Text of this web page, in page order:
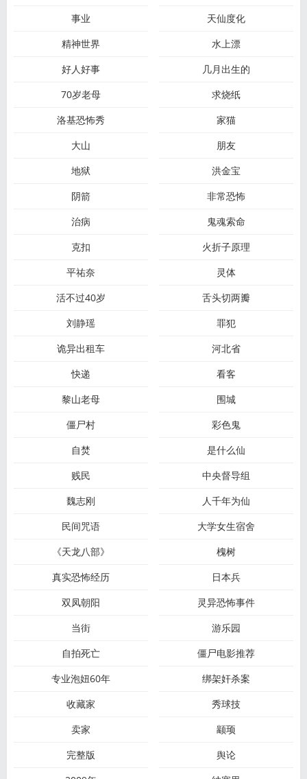
事业
天仙度化
精神世界
水上漂
好人好事
几月出生的
70岁老母
求烧纸
洛基恐怖秀
家猫
大山
朋友
地狱
洪金宝
阴箭
非常恐怖
治病
鬼魂索命
克扣
火折子原理
平祐奈
灵体
活不过40岁
舌头切两瓣
刘静瑶
罪犯
诡异出租车
河北省
快递
看客
黎山老母
围城
僵尸村
彩色鬼
自焚
是什么仙
贱民
中央督导组
魏志刚
人千年为仙
民间咒语
大学女生宿舍
《天龙八部》
槐树
真实恐怖经历
日本兵
双凤朝阳
灵异恐怖事件
当街
游乐园
自拍死亡
僵尸电影推荐
专业泡妞60年
绑架奸杀案
收藏家
秀球技
卖家
颛顼
完整版
舆论